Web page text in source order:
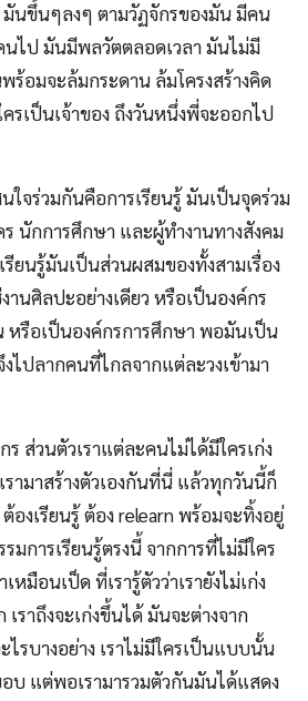
มันขึ้นๆลงๆ ตามวัฏจักรของมัน มีคน
ไป มันมีพลวัตตลอดเวลา มันไม่มี
ร้อมจะล้มกระดาน ล้มโครงสร้างคิด
รเป็นเจ้าของ ถึงวันหนึ่งพี่จะออกไป
จร่วมกันคือการเรียนรู้ มันเป็นจุดร่วม
นักการศึกษา และผู้ทำงานทางสังคม
รียนรู้มันเป็นส่วนผสมของทั้งสามเรื่อง
นศิลปะอย่างเดียว หรือเป็นองค์กร
หรือเป็นองค์กรการศึกษา พอมันเป็น
ไปลากคนที่ไกลจากแต่ละวงเข้ามา
ส่วนตัวเราแต่ละคนไม่ได้มีใครเก่ง
ามาสร้างตัวเองกันที่นี่ แล้วทุกวันนี้ก็
ต้องเรียนรู้ ต้อง relearn พร้อมจะทิ้งอยู่
การเรียนรู้ตรงนี้ จากการที่ไม่มีใคร
เหมือนเป็ด ที่เรารู้ตัวว่าเรายังไม่เก่ง
เราถึงจะเก่งขึ้นได้ มันจะต่างจาก
ไรบางอย่าง เราไม่มีใครเป็นแบบนั้น
บ แต่พอเรามารวมตัวกันมันได้แสดง